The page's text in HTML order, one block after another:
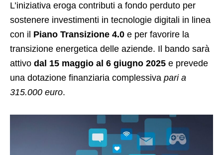
L’iniziativa eroga contributi a fondo perduto per
sostenere investimenti in tecnologie digitali in linea
con il Piano Transizione 4.0 e per favorire la
transizione energetica delle aziende. Il bando sarà
attivo dal 15 maggio al 6 giugno 2025 e prevede
una dotazione finanziaria complessiva pari a
315.000 euro.